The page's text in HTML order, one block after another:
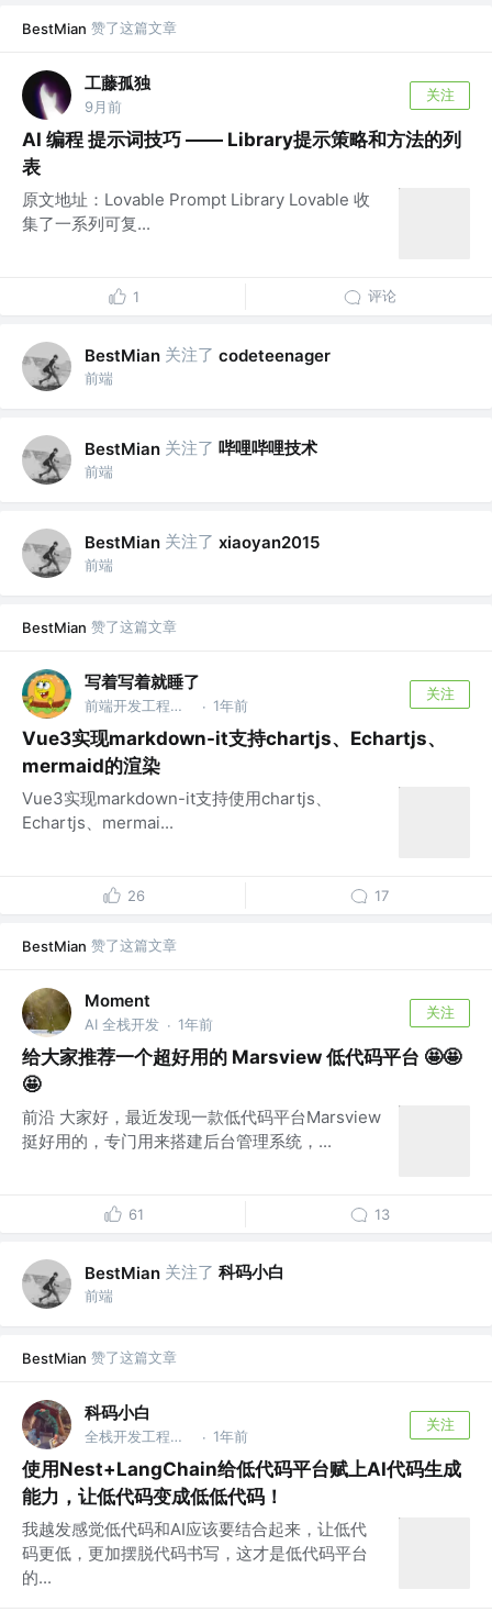
BestMian 赞了这篇文章
工藤孤独
9月前
关注
AI 编程 提示词技巧 —— Library提示策略和方法的列
表
原文地址：Lovable Prompt Library Lovable 收
集了一系列可复...
1 评论
BestMian 关注了 codeteenager
前端
BestMian 关注了 哔哩哔哩技术
前端
BestMian 关注了 xiaoyan2015
前端
BestMian 赞了这篇文章
写着写着就睡了
前端开发工程师的小白 · 1年前
关注
Vue3实现markdown-it支持chartjs、Echartjs、
mermaid的渲染
Vue3实现markdown-it支持使用chartjs、
Echartjs、mermai...
26 17
BestMian 赞了这篇文章
Moment
AI 全栈开发 · 1年前
关注
给大家推荐一个超好用的 Marsview 低代码平台 🤩🤩
🤩
前沿 大家好，最近发现一款低代码平台Marsview
挺好用的，专门用来搭建后台管理系统，...
61 13
BestMian 关注了 科码小白
前端
BestMian 赞了这篇文章
科码小白
全栈开发工程师 @腾讯 · 1年前
关注
使用Nest+LangChain给低代码平台赋上AI代码生成
能力，让低代码变成低低代码！
我越发感觉低代码和AI应该要结合起来，让低代
码更低，更加摆脱代码书写，这才是低代码平台
的...